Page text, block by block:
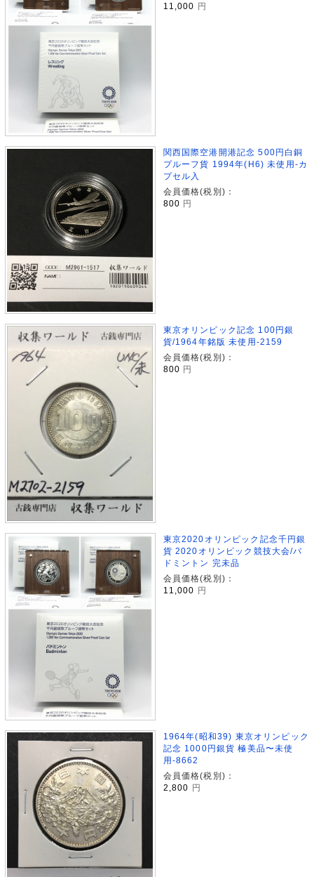
11,000
円
関西国際空港開港記念 500円白銅
プルーフ貨 1994年(H6) 未使用-カ
プセル入
会員価格(税別)：
800 円
東京オリンピック記念 100円銀
貨/1964年銘版 未使用-2159
会員価格(税別)：
800 円
東京2020オリンピック記念千円銀
貨 2020オリンピック競技大会/バ
ドミントン 完未品
会員価格(税別)：
11,000
円
1964年(昭和39) 東京オリンピック
記念 1000円銀貨 極美品〜未使
用-8662
会員価格(税別)：
2,800
円